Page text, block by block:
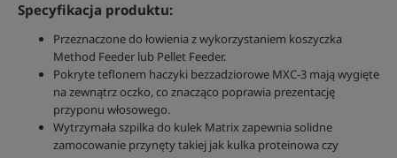
Specyfikacja produktu:
Przeznaczone do łowienia z wykorzystaniem koszyczka
Method Feeder lub Pellet Feeder.
Pokryte teflonem haczyki bezzadziorowe MXC-3 mają wygięte
na zewnątrz oczko, co znacząco poprawia prezentację
przyponu włosowego.
Wytrzymała szpilka do kulek Matrix zapewnia solidne
zamocowanie przynęty takiej jak kulka proteinowa czy